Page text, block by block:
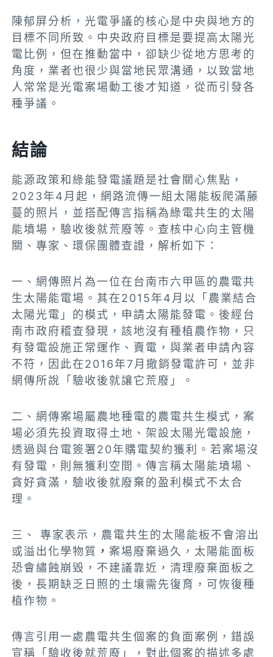
陳郁屏分析，光電爭議的核心是中央與地方的
目標不同所致。中央政府目標是要提高太陽光
電比例，但在推動當中，卻缺少從地方思考的
角度，業者也很少與當地民眾溝通，以致當地
人常常是光電案場動工後才知道，從而引發各
種爭議。
結論
能源政策和綠能發電議題是社會關心焦點，
2023年4月起，網路流傳一組太陽能板爬滿藤
蔓的照片，並搭配傳言指稱為綠電共生的太陽
能墳場，驗收後就荒廢等。查核中心向主管機
關、專家、環保團體查證，解析如下：
一、網傳照片為一位在台南市六甲區的農電共
生太陽能電場。其在2015年4月以「農業結合
太陽光電」的模式，申請太陽能發電。後經台
南市政府稽查發現，該地沒有種植農作物，只
有發電設施正常運作、賣電，與業者申請內容
不符，因此在2016年7月撤銷發電許可，並非
網傳所說「驗收後就讓它荒廢」。
二、網傳案場屬農地種電的農電共生模式，案
場必須先投資取得土地、架設太陽光電設施，
透過與台電簽署20年購電契約獲利。若案場沒
有發電，則無獲利空間。傳言稱太陽能墳場、
貪好貪滿，驗收後就廢棄的盈利模式不太合
理。
三 、 專家表示，農電共生的太陽能板不會溶出
或溢出化學物質 ， 案場廢棄過久，太陽能面板
恐會繡蝕崩毀，不建議靠近，清理廢棄面板之
後，長期缺乏日照的土壤需先復育，可恢復種
植作物。
傳言引用一處農電共生個案的負面案例，錯誤
宣稱「驗收後就荒廢」，對此個案的描述多處